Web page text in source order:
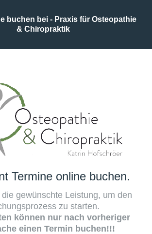
buchen bei - Praxis für Osteopathie
& Chiropraktik
Termine online buchen.
gewünschte Leistung, um den
zu starten.
können nur nach vorheriger
einen Termin buchen!!!